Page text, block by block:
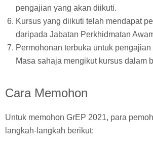
pengajian yang akan diikuti.
Kursus yang diikuti telah mendapat
daripada Jabatan Perkhidmatan
Permohonan terbuka untuk
Masa sahaja mengikut kursus dalam
Cara Memohon
Untuk memohon GrEP 2021, para
langkah-langkah berikut: